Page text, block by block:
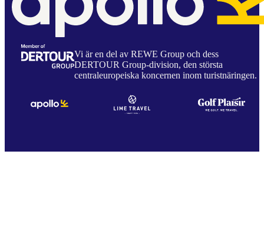
Vi är en del av REWE Group och dess
DERTOUR Group-division, den största
centraleuropeiska koncernen inom turistnäringen.